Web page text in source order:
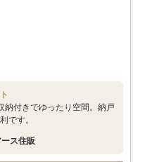
納付きでゆったり空間。納戸
です。
ス住販